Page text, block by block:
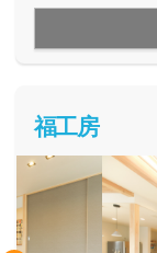
す。ニコニコ住
すのではなく、
の業者から協力
づくりを総合的
す。
福工房